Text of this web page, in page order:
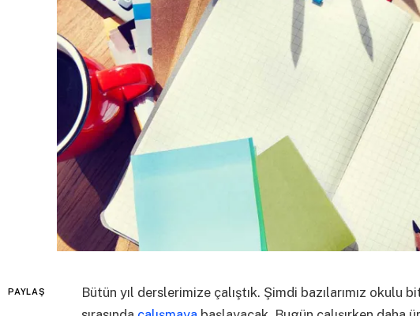
PAYLAŞ
Bütün yıl derslerimize çalıştık. Şimdi bazılarımız okulu